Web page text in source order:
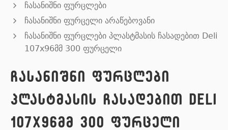
ჩასანიშნი ფურცლები
ჩასანიშნი ფურცელი არაწებოვანი
ჩასანიშნი ფურცლები პლასტმასის ჩასადებით Deli
107x96მმ 300 ფურცელი
ჩასანიშნი ფურცლები
პლასტმასის ჩასადებით Deli
107x96მმ 300 ფურცელი